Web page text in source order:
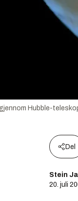
Hubble-
Del
Stein
20. juli